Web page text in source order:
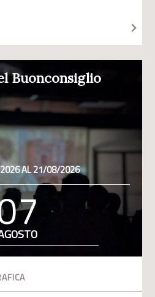
Buonconsiglio
AL 21/08/2026